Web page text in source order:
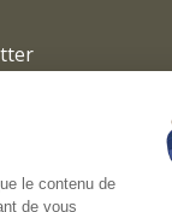
le contenu de
de vous